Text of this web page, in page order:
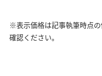
※表示価格は記事執筆時点
確認ください。